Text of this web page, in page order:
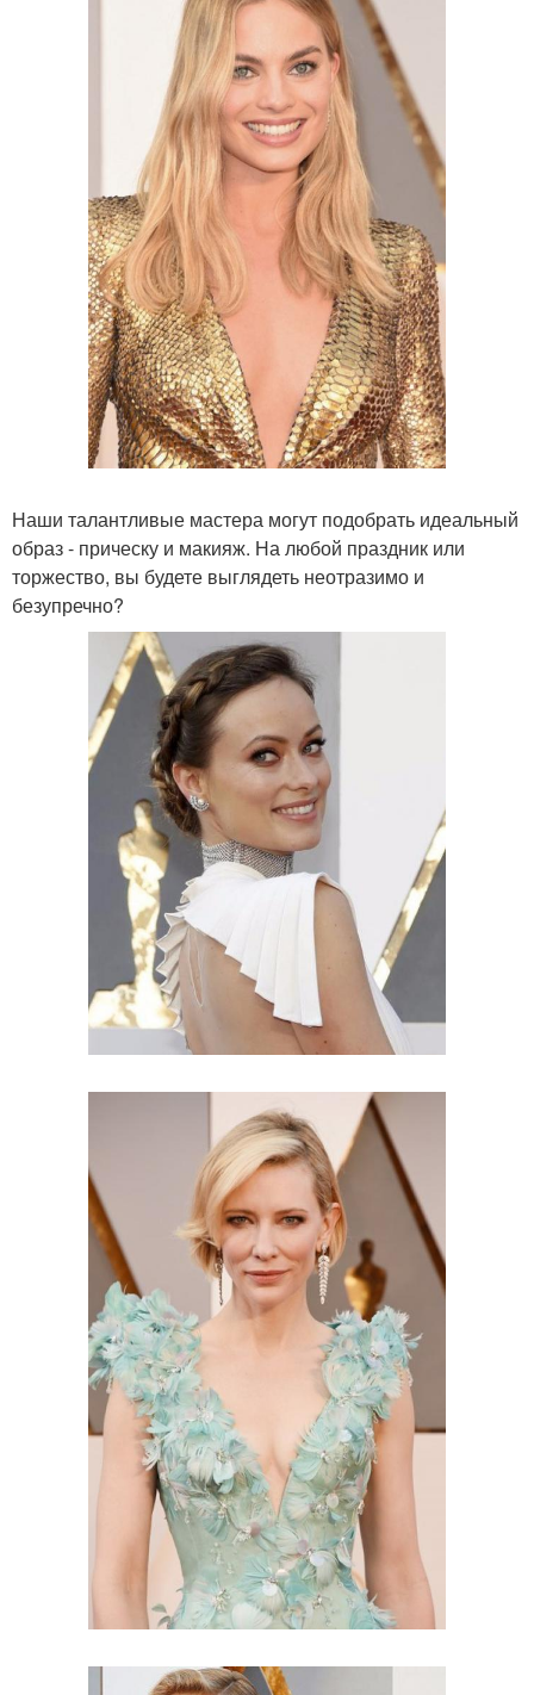
Наши талантливые мастера могут подобрать идеальный
образ - прическу и макияж. На любой праздник или
торжество, вы будете выглядеть неотразимо и
безупречно?